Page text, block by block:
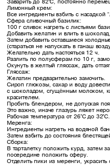
Заварить до 82°С, постоянно
Лимонный крем:
Все ингредиенты взбить с насадкой
Сфера сливочный базилик:
100 г сливок нагреть с листьями
Добавить желатин и влить в
Затем добавить оставшиеся
(стараться не напускать в ганаш
Желательно дать настояться 12 ч.
Разлить по полусферам по 10 г,
Окунуть в желтый гляссаж, дать
Гляссаж:
Желатин предварительно замочить.
Сироп глюкозы, сахар и воду
с шоколадом, сгущённым молоком,
красителем.
Пробить блендером, не допуская
Это важно, иначе глазурь ляжет
Рабочая температура от 26°С до 32°С.
Меренга:
Ингредиенты нагреть на водяной
Затем взбить до состояния
Сборка:
В тарталетку положить курд, затем
посередине положить сферу.
Отделить пики из меренги,